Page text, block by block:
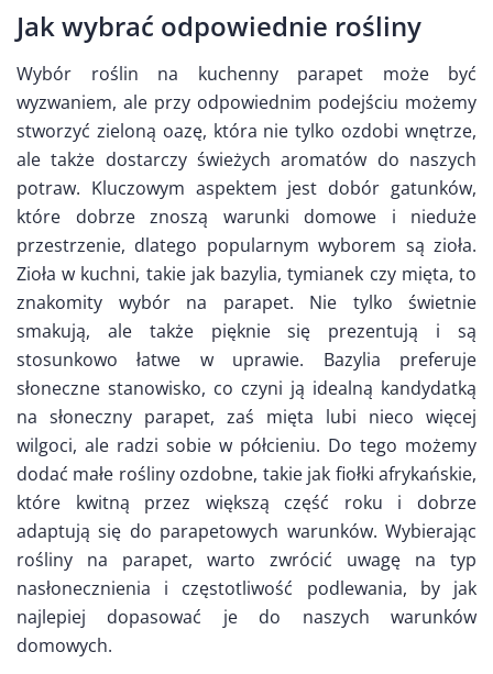
Jak wybrać odpowiednie rośliny
Wybór roślin na kuchenny parapet może być
wyzwaniem, ale przy odpowiednim podejściu możemy
stworzyć zieloną oazę, która nie tylko ozdobi wnętrze,
ale także dostarczy świeżych aromatów do naszych
potraw. Kluczowym aspektem jest dobór gatunków,
które dobrze znoszą warunki domowe i nieduże
przestrzenie, dlatego popularnym wyborem są zioła.
Zioła w kuchni, takie jak bazylia, tymianek czy mięta, to
znakomity wybór na parapet. Nie tylko świetnie
smakują, ale także pięknie się prezentują i są
stosunkowo łatwe w uprawie. Bazylia preferuje
słoneczne stanowisko, co czyni ją idealną kandydatką
na słoneczny parapet, zaś mięta lubi nieco więcej
wilgoci, ale radzi sobie w półcieniu. Do tego możemy
dodać małe rośliny ozdobne, takie jak fiołki afrykańskie,
które kwitną przez większą część roku i dobrze
adaptują się do parapetowych warunków. Wybierając
rośliny na parapet, warto zwrócić uwagę na typ
nasłonecznienia i częstotliwość podlewania, by jak
najlepiej dopasować je do naszych warunków
domowych.